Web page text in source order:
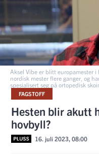
Aksel Vibe er blitt europamester i
nordisk mester flere ganger, og
spesialisert seg på ortopedisk
FAGSTOFF
Hesten blir akutt
hovbyll?
16. juli 2023, 08:00